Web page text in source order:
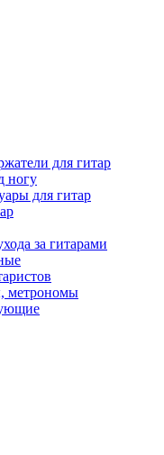
для гитар
ногу
для гитар
за гитарами
метрономы